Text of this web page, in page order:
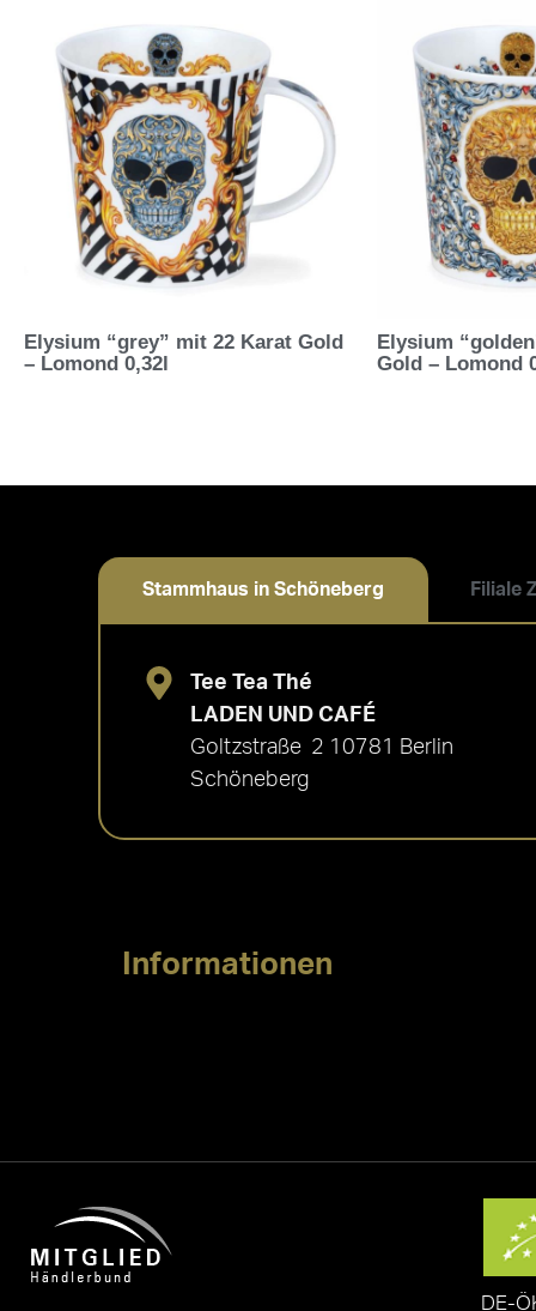
Elysium “grey” mit 22 Karat Gold
– Lomond 0,32l
Elysium
Gold – Lomond
Stammhaus in Schöneberg Filiale
Tee Tea Thé
LADEN UND CAFÉ
Goltzstraße 2 10781 Berlin
Schöneberg
Informationen
DE-